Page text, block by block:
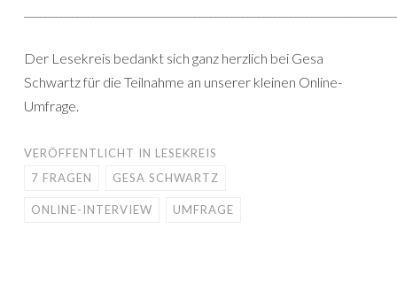
Der Lesekreis bedankt sich ganz herzlich bei Gesa
Schwartz für die Teilnahme an unserer kleinen Online-
Umfrage.
VERÖFFENTLICHT IN LESEKREIS
7 FRAGEN
GESA SCHWARTZ
ONLINE-INTERVIEW UMFRAGE